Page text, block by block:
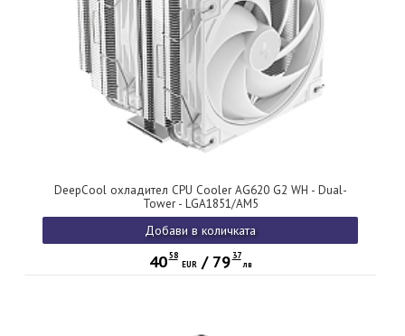
DeepCool охладител CPU Cooler AG620 G2 WH - Dual-
Tower - LGA1851/AM5
Добави в количката
40 58
EUR/ 79 37
лв